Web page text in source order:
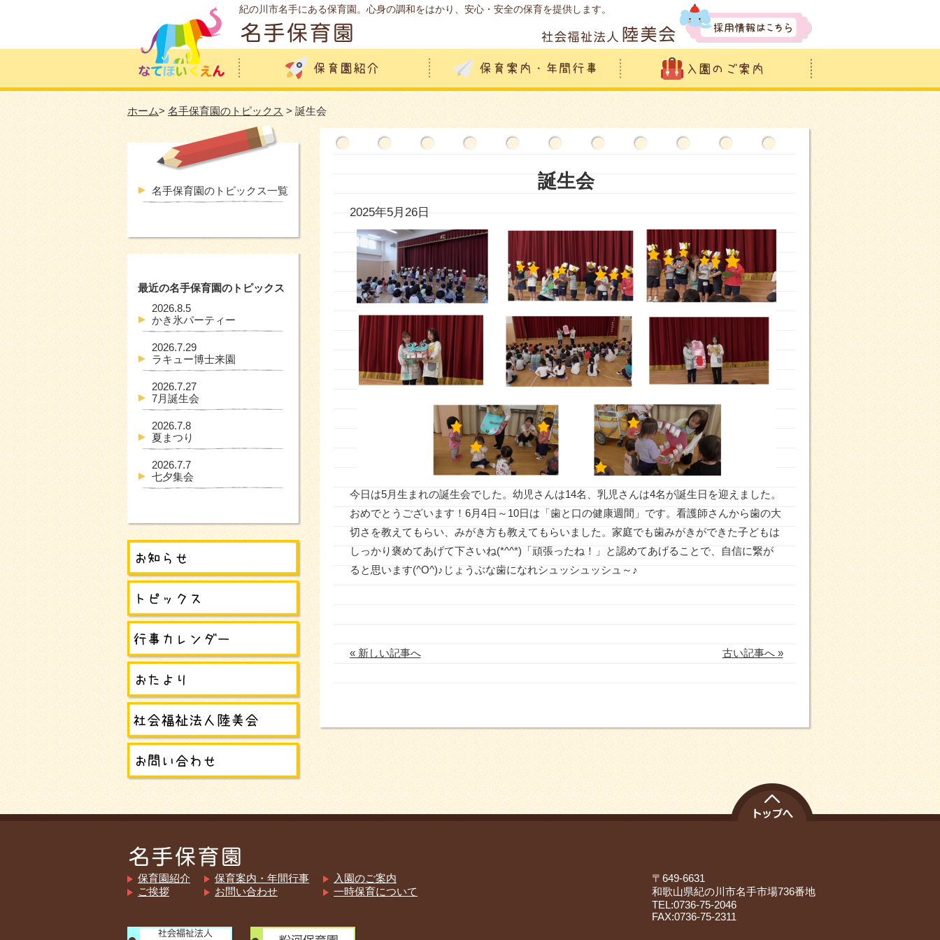
紀の川市名手にある保育園。心身の調和をはかり、安心・安全の保育を提供します。
ホーム> 名手保育園のトピックス > 誕生会
誕生会
2025年5月26日
今日は5月生まれの誕生会でした。幼児さんは14名、乳児さんは4名が誕生日を迎えました。
おめでとうございます！6月4日～10日は「歯と口の健康週間」です。看護師さんから歯の大
切さを教えてもらい、みがき方も教えてもらいました。家庭でも歯みがきができた子どもは
しっかり褒めてあげて下さいね(*^^*)「頑張ったね！」と認めてあげることで、自信に繋が
ると思います(^O^)♪じょうぶな歯になれシュッシュッシュ～♪
« 新しい記事へ 古い記事へ »
名手保育園のトピックス一覧
最近の名手保育園のトピックス
2026.8.5
かき氷パーティー
2026.7.29
ラキュー博士来園
2026.7.27
7月誕生会
2026.7.8
夏まつり
2026.7.7
七夕集会
保育園紹介
ご挨拶
保育案内・年間行事
お問い合わせ
入園のご案内
一時保育について
〒649-6631
和歌山県紀の川市名手市場736番地
TEL:0736-75-2046
FAX:0736-75-2311